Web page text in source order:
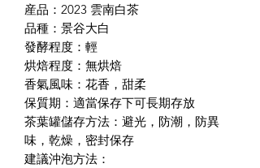
産品：2023 雲南白茶
品種：景谷大白
發酵程度：輕
烘焙程度：無烘焙
香氣風味：花香，甜柔
保質期：適當保存下可長期存放
茶葉罐儲存方法：避光，防潮，防異
味，乾燥，密封保存
建議沖泡方法：